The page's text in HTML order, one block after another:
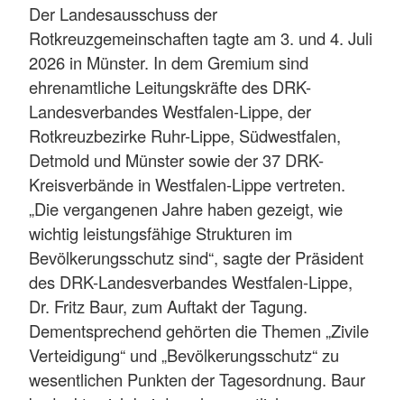
Der Landesausschuss der
Rotkreuzgemeinschaften tagte am 3. und 4. Juli
2026 in Münster. In dem Gremium sind
ehrenamtliche Leitungskräfte des DRK-
Landesverbandes Westfalen-Lippe, der
Rotkreuzbezirke Ruhr-Lippe, Südwestfalen,
Detmold und Münster sowie der 37 DRK-
Kreisverbände in Westfalen-Lippe vertreten.
„Die vergangenen Jahre haben gezeigt, wie
wichtig leistungsfähige Strukturen im
Bevölkerungsschutz sind“, sagte der Präsident
des DRK-Landesverbandes Westfalen-Lippe,
Dr. Fritz Baur, zum Auftakt der Tagung.
Dementsprechend gehörten die Themen „Zivile
Verteidigung“ und „Bevölkerungsschutz“ zu
wesentlichen Punkten der Tagesordnung. Baur